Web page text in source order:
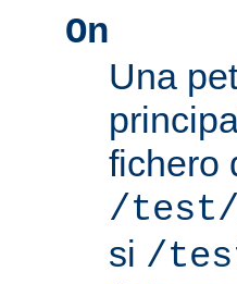
On
Una
fichero
/test/
si /